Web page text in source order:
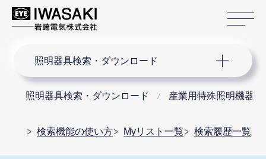
照明器具検索・ダウンロード
照明器具検索・ダウンロード 産業用特殊照明機器
検索機能の使い方 Myリスト一覧 検索履歴一覧